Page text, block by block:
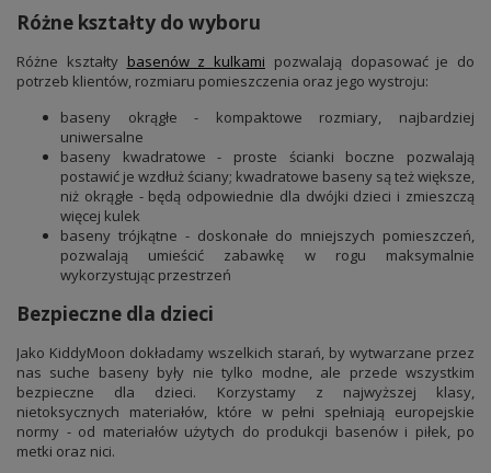
Różne kształty do wyboru
Różne kształty basenów z kulkami pozwalają dopasować je do
potrzeb klientów, rozmiaru pomieszczenia oraz jego wystroju:
baseny okrągłe - kompaktowe rozmiary, najbardziej
uniwersalne
baseny kwadratowe - proste ścianki boczne pozwalają
postawić je wzdłuż ściany; kwadratowe baseny są też większe,
niż okrągłe - będą odpowiednie dla dwójki dzieci i zmieszczą
więcej kulek
baseny trójkątne - doskonałe do mniejszych pomieszczeń,
pozwalają umieścić zabawkę w rogu maksymalnie
wykorzystując przestrzeń
Bezpieczne dla dzieci
Jako KiddyMoon dokładamy wszelkich starań, by wytwarzane przez
nas suche baseny były nie tylko modne, ale przede wszystkim
bezpieczne dla dzieci. Korzystamy z najwyższej klasy,
nietoksycznych materiałów, które w pełni spełniają europejskie
normy - od materiałów użytych do produkcji basenów i piłek, po
metki oraz nici.